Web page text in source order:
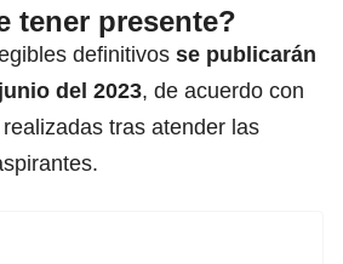
tener presente?
definitivos se publicarán
del 2023, de acuerdo con
tras atender las